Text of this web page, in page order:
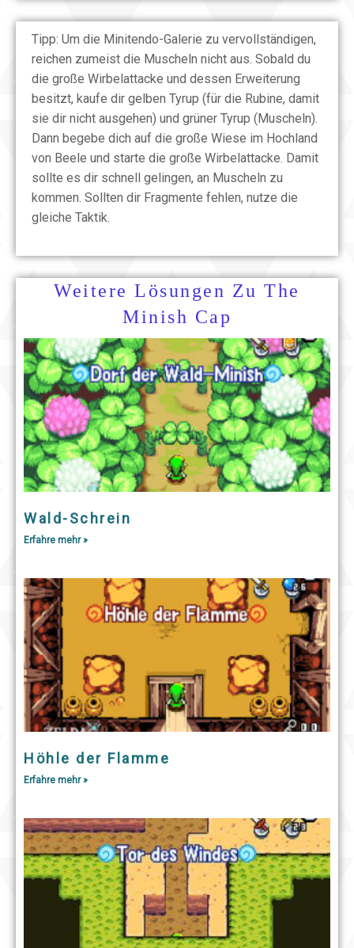
Tipp: Um die Minitendo-Galerie zu vervollständigen,
reichen zumeist die Muscheln nicht aus. Sobald du
die große Wirbelattacke und dessen Erweiterung
besitzt, kaufe dir gelben Tyrup (für die Rubine, damit
sie dir nicht ausgehen) und grüner Tyrup (Muscheln).
Dann begebe dich auf die große Wiese im Hochland
von Beele und starte die große Wirbelattacke. Damit
sollte es dir schnell gelingen, an Muscheln zu
kommen. Sollten dir Fragmente fehlen, nutze die
gleiche Taktik.
Weitere Lösungen Zu The
Minish Cap
Wald-Schrein
Erfahre mehr »
Höhle der Flamme
Erfahre mehr »